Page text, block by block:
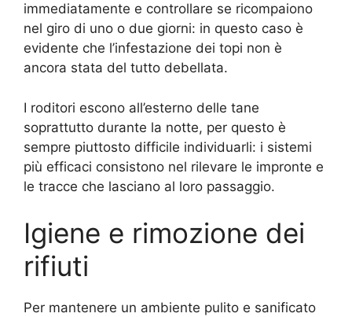
immediatamente e controllare se ricompaiono
nel giro di uno o due giorni: in questo caso è
evidente che l’infestazione dei topi non è
ancora stata del tutto debellata.
I roditori escono all’esterno delle tane
soprattutto durante la notte, per questo è
sempre piuttosto difficile individuarli: i sistemi
più efficaci consistono nel rilevare le impronte e
le tracce che lasciano al loro passaggio.
Igiene e rimozione dei
rifiuti
Per mantenere un ambiente pulito e sanificato